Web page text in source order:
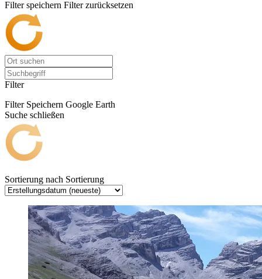
Filter speichern Filter zurücksetzen
Filter
Filter Speichern Google Earth
Suche schließen
Sortierung nach Sortierung